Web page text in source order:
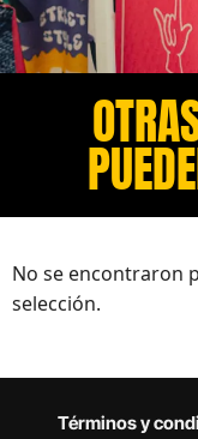
No se encontraron
selección.
Términos y